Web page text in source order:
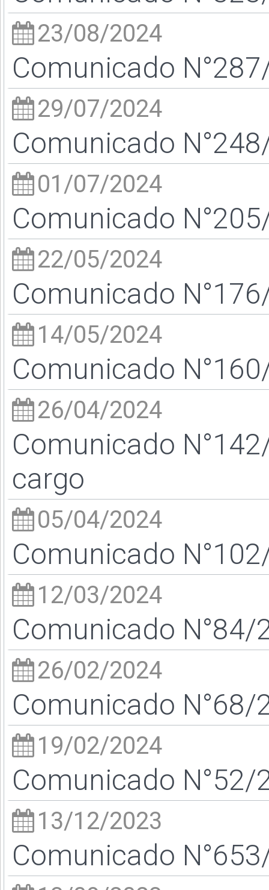
23/08/2024
Comunicado
29/07/2024
Comunicado
01/07/2024
Comunicado
22/05/2024
Comunicado
14/05/2024
Comunicado
26/04/2024
Comunicado
cargo
05/04/2024
Comunicado
12/03/2024
Comunicado N°84/
26/02/2024
Comunicado N°68/
19/02/2024
Comunicado N°52/
13/12/2023
Comunicado